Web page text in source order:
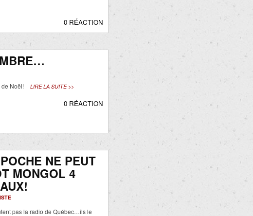
0 RÉACTION
Noël! LIRE LA SUITE >>
0 RÉACTION
NE PEUT
MONGOL 4
pas la radio de Québec…ils le